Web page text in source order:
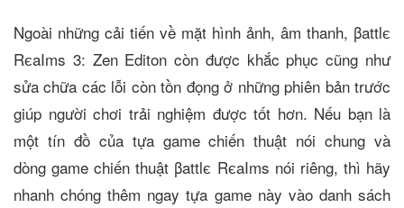
Ngoài những cải tiến về mặt hình ảnh, âm thanh, βattlє
RєaIms 3: Zen Editon còn được khắc phục cũng như
sửa chữa các lỗi còn tồn đọng ở những phiên bản trước
giúp người chơi trải nghiệm được tốt hơn. Nếu bạn là
một tín đồ của tựa game chiến thuật nói chung và
dòng game chiến thuật βattlє RєaIms nói riêng, thì hãy
nhanh chóng thêm ngay tựa game này vào danh sách